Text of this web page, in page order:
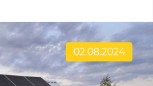
02.08.2024